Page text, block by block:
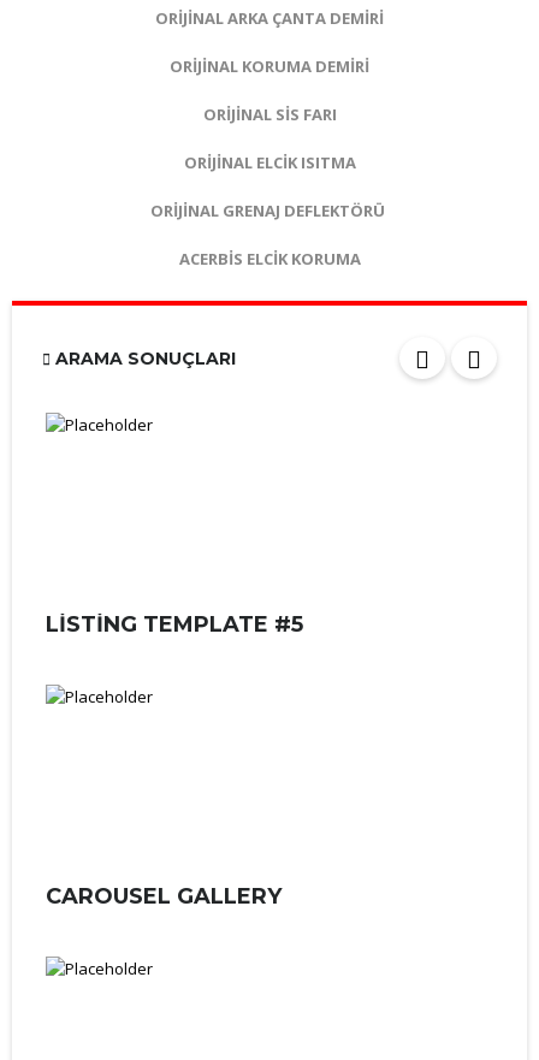
ORİJİNAL ARKA ÇANTA DEMİRİ
ORİJİNAL KORUMA DEMİRİ
ORİJİNAL SİS FARI
ORİJİNAL ELCİK ISITMA
ORİJİNAL GRENAJ DEFLEKTÖRÜ
ACERBİS ELCİK KORUMA
ARAMA SONUÇLARI
LISTING TEMPLATE #5
CAROUSEL GALLERY